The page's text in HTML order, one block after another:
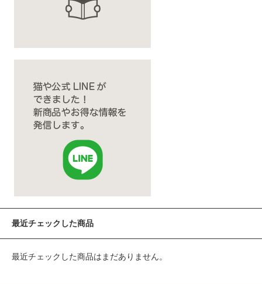
最近チェックした商品
最近チェックした商品はまだありません。